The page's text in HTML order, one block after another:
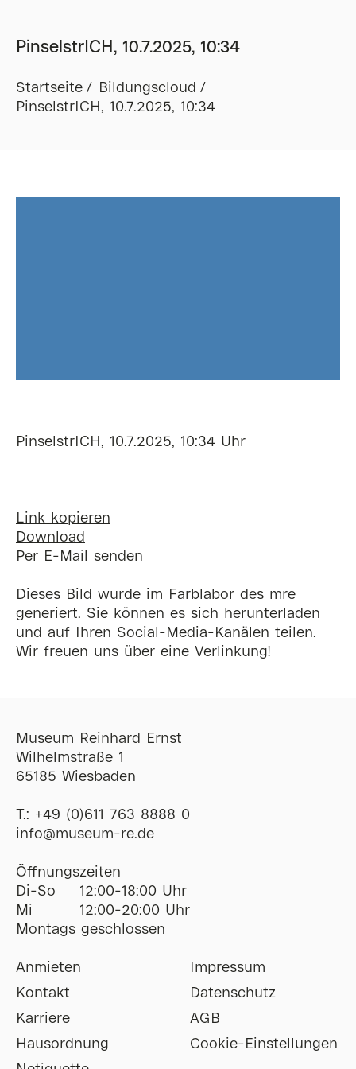
PinselstrICH, 10.7.2025, 10:34
Startseite
Bildungscloud
PinselstrICH, 10.7.2025, 10:34
PinselstrICH, 10.7.2025, 10:34 Uhr
Link kopieren
Download
Per E-Mail senden
Dieses Bild wurde im Farblabor des mre
generiert. Sie können es sich herunterladen
und auf Ihren Social-Media-Kanälen teilen.
Wir freuen uns über eine Verlinkung!
Museum Reinhard Ernst
Wilhelmstraße 1
65185 Wiesbaden
T.: +49 (0)611 763 8888 0
ofni@museum-re de
Öffnungszeiten
Di-So
12:00-18:00 Uhr
Mi
12:00-20:00 Uhr
Montags geschlossen
Anmieten
Kontakt
Karriere
Hausordnung
Impressum
Datenschutz
AGB
Cookie-Einstellungen